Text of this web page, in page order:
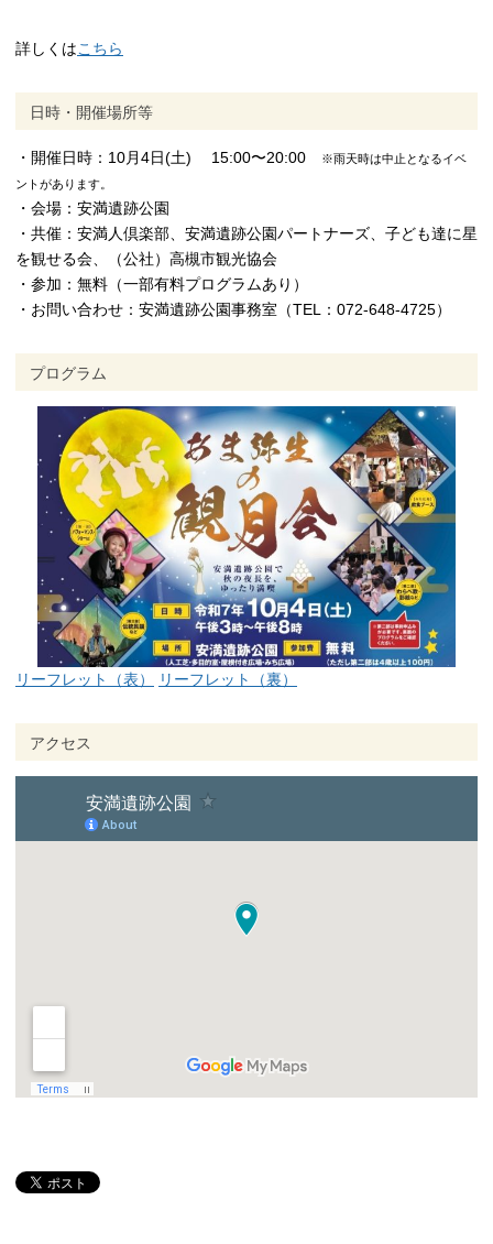
詳しくはこちら
日時・開催場所等
・開催日時：10月4日(土) 15:00〜20:00
※雨天時は中止となるイベ
ントがあります。
・会場：安満遺跡公園
・共催：安満人倶楽部、安満遺跡公園パートナーズ、子ども達に星
を観せる会、（公社）高槻市観光協会
・参加：無料（一部有料プログラムあり）
・お問い合わせ：安満遺跡公園事務室（TEL：072-648-4725）
プログラム
リーフレット（表） リーフレット（裏）
アクセス